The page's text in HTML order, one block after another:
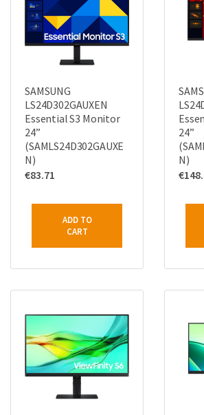
SAMSUNG
LS24D302GAUXEN
Essential S3 Monitor
24”
(SAMLS24D302GAUXE
N)
€83.71
ADD TO
CART
24”
N)
€